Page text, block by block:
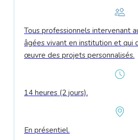
Tous professionnels intervenant
âgées vivant en institution et qui
œuvre des projets personnalisés.
14 heures (2 jours).
En présentiel.